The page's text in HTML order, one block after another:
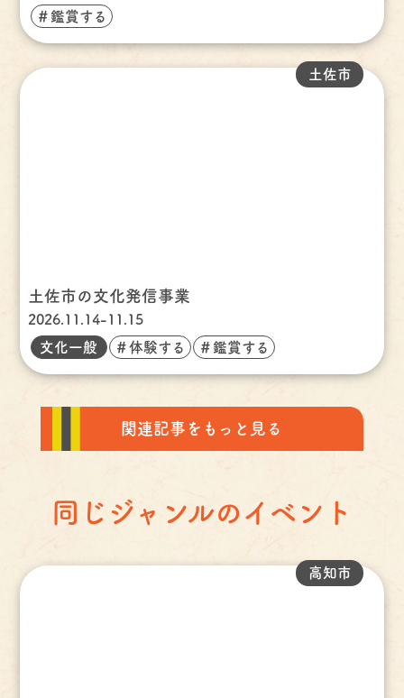
＃鑑賞する
土佐市の文化発信事業
2026.11.14-11.15
土佐市
文化一般 ＃体験する ＃鑑賞する
関連記事をもっと見る
同じジャンルのイベント
高知市